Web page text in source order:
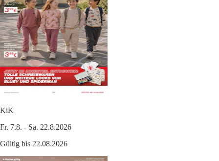
KiK
Fr. 7.8. - Sa. 22.8.2026
Gültig bis 22.08.2026